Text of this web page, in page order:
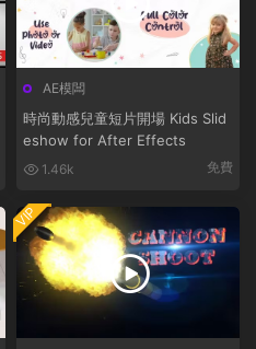
AE模闆
時尚動感兒童短片開場 Kids Slid
eshow for After Effects
1.46k 免費
VIP